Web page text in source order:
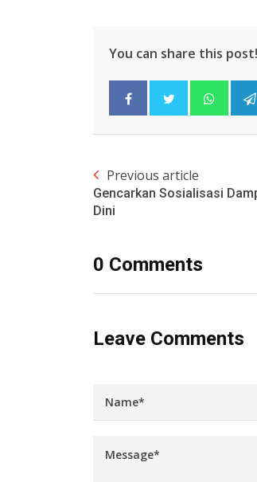
You can share this post!
Previous article
Gencarkan Sosialisasi
Dini
0 Comments
Leave Comments